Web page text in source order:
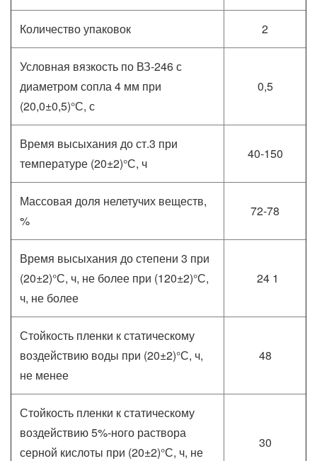
Количество упаковок 2
Условная вязкость по ВЗ-246 с
диаметром сопла 4 мм при
(20,0±0,5)°С, с
0,5
Время высыхания до ст.3 при
температуре (20±2)°С, ч
40-150
Массовая доля нелетучих веществ,
%
72-78
Время высыхания до степени 3 при
(20±2)°С, ч, не более при (120±2)°С,
ч, не более
24 1
Стойкость пленки к статическому
воздействию воды при (20±2)°С, ч,
не менее
48
Стойкость пленки к статическому
воздействию 5%-ного раствора
серной кислоты при (20±2)°С, ч, не
30